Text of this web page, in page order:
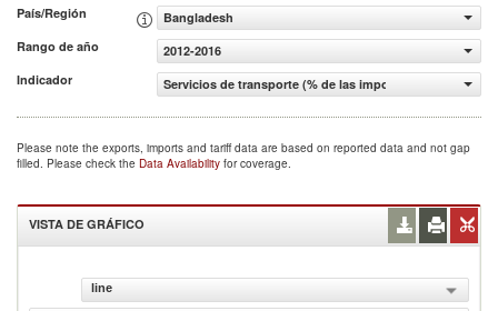
País/Región
Bangladesh
Rango de año
2012-2016
Indicador
Servicios de transporte (% de las importaciones de
Please note the exports, imports and tariff data are based on reported data and not gap
filled. Please check the Data Availability for coverage.
VISTA DE GRÁFICO
line